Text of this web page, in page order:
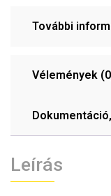
További
Vélemények
Leírás